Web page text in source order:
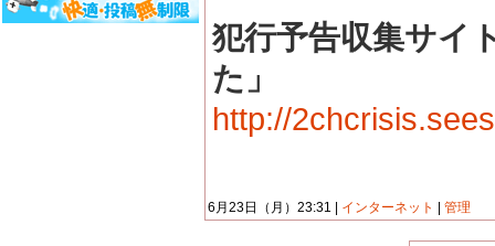
犯行予告収集サイ
た」
http://
6月23日（月）23:31 | インターネット 管理